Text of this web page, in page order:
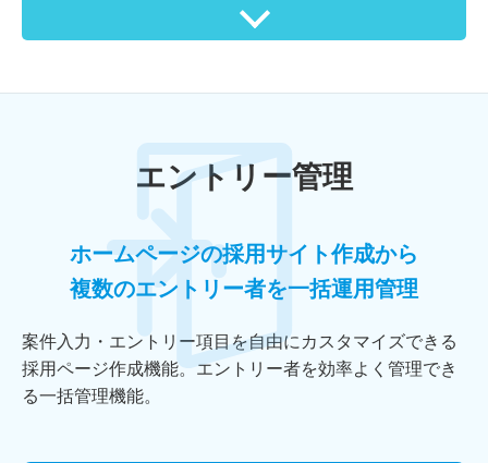
エントリー管理
ホームページの採用サイト作成から
複数のエントリー者を一括運用管理
案件入力・エントリー項目を自由にカスタマイズできる
採用ページ作成機能。エントリー者を効率よく管理でき
る一括管理機能。